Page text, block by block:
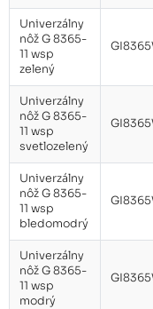
Univerzálny
nôž G 8365-
11 wsp
zelený
Univerzálny
nôž G 8365-
11 wsp
svetlozelený
Univerzálny
nôž G 8365-
11 wsp
bledomodrý
Univerzálny
nôž G 8365-
11 wsp
modrý